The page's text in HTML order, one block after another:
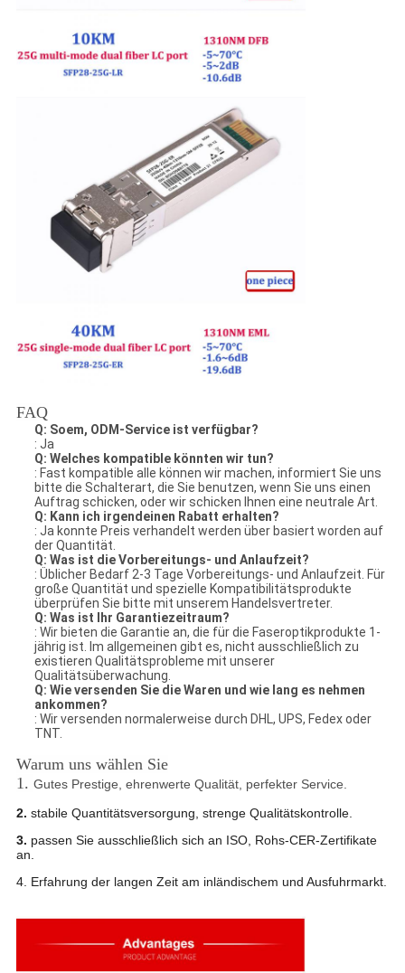
FAQ
Q: Soem, ODM-Service ist verfügbar?
: Ja
Q: Welches kompatible könnten wir tun?
: Fast kompatible alle können wir machen, informiert Sie uns
bitte die Schalterart, die Sie benutzen, wenn Sie uns einen
Auftrag schicken, oder wir schicken Ihnen eine neutrale Art.
Q: Kann ich irgendeinen Rabatt erhalten?
: Ja konnte Preis verhandelt werden über basiert worden auf
der Quantität.
Q: Was ist die Vorbereitungs- und Anlaufzeit?
: Üblicher Bedarf 2-3 Tage Vorbereitungs- und Anlaufzeit. Für
große Quantität und spezielle Kompatibilitätsprodukte
überprüfen Sie bitte mit unserem Handelsvertreter.
Q: Was ist Ihr Garantiezeitraum?
: Wir bieten die Garantie an, die für die Faseroptikprodukte 1-
jährig ist. Im allgemeinen gibt es, nicht ausschließlich zu
existieren Qualitätsprobleme mit unserer
Qualitätsüberwachung.
Q: Wie versenden Sie die Waren und wie lang es nehmen
ankommen?
: Wir versenden normalerweise durch DHL, UPS, Fedex oder
TNT.
Warum uns wählen Sie
1. Gutes Prestige, ehrenwerte Qualität, perfekter Service.
2. stabile Quantitätsversorgung, strenge Qualitätskontrolle.
3. passen Sie ausschließlich sich an ISO, Rohs-CER-Zertifikate
an.
4. Erfahrung der langen Zeit am inländischem und Ausfuhrmarkt.